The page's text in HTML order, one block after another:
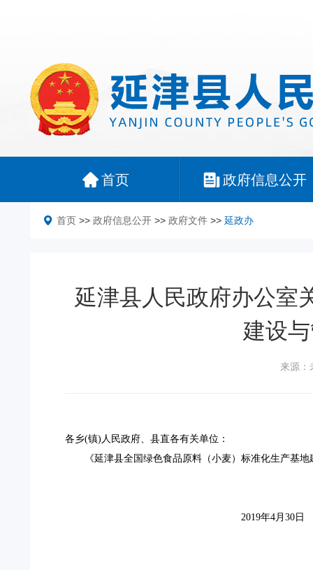
首页 政府信息公开
首页 >> 政府信息公开 >> 政府文件 >> 延政办
延津县人民政府办公室
建设
来源：
各乡(镇)人民政府、县直各有关单位：
《延津县全国绿色食品原料（小麦）标准化生产基
2019年4月30日